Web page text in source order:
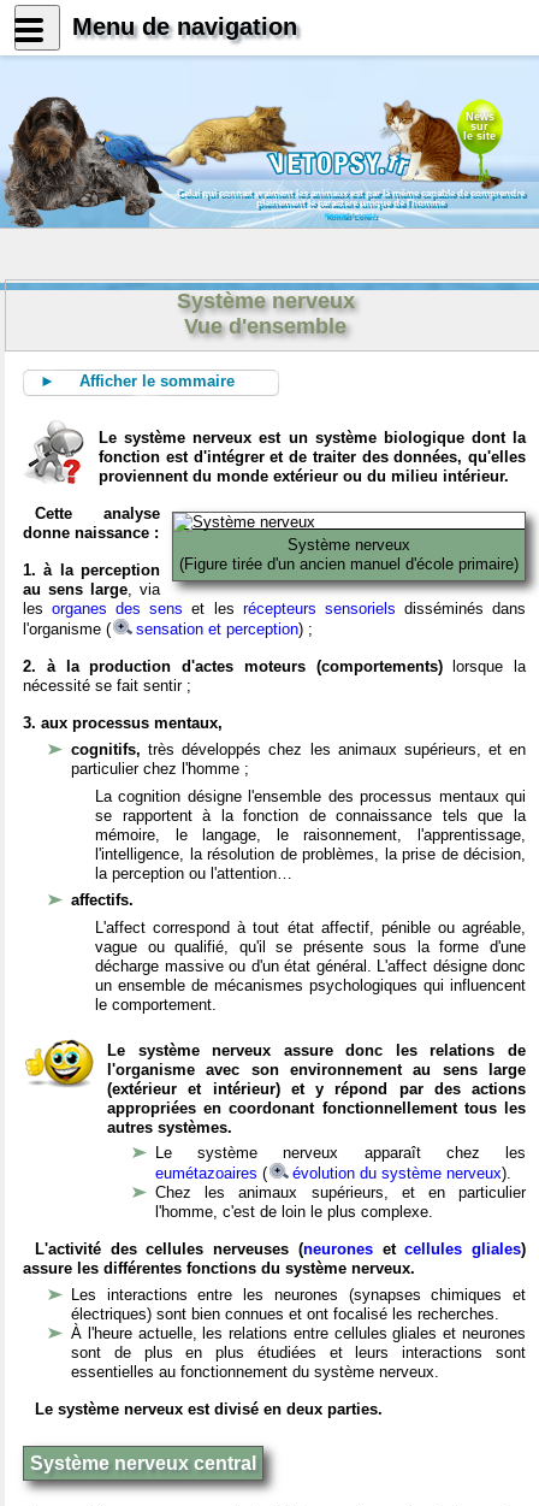
News
sur
le site
Celui qui connait vraiment les animaux est par là même capable de comprendre
pleinement le caractère unique de l'homme
Konrad Lorenz
Système nerveux
Vue d'ensemble
► Afficher le sommaire
Le système nerveux est un système biologique dont la
fonction est d'intégrer et de traiter des données, qu'elles
proviennent du monde extérieur ou du milieu intérieur.
Système nerveux
(Figure tirée d'un ancien manuel d'école primaire)
Cette analyse
donne naissance :
1. à la perception
au sens large, via
lesorganes des sens et les récepteurs sensoriels disséminés dans
l'organisme (
sensation et perception) ;
2. à la production d'actes moteurs (comportements)lorsque la
nécessité se fait sentir ;
3. aux processus mentaux,
cognitifs,très développés chez les animaux supérieurs, et en
particulier chez l'homme ;
La cognition désigne l'ensemble des processus mentaux qui
se rapportent à la fonction de connaissance tels que la
mémoire, le langage, le raisonnement, l'apprentissage,
l'intelligence, la résolution de problèmes, la prise de décision,
la perception ou l'attention…
affectifs.
L'affect correspond à tout état affectif, pénible ou agréable,
vague ou qualifié, qu'il se présente sous la forme d'une
décharge massive ou d'un état général. L'affect désigne donc
un ensemble de mécanismes psychologiques qui influencent
le comportement.
Le système nerveux assure donc les relations de
l'organisme avec son environnement au sens large
(extérieur et intérieur) et y répond par des actions
appropriées en coordonant fonctionnellement tous les
autres systèmes.
Le système nerveux apparaît chez les
eumétazoaires ( évolution du système nerveux).
Chez les animaux supérieurs, et en particulier
l'homme, c'est de loin le plus complexe.
L'activité des cellules nerveuses (neuronesetcellules gliales)
assure les différentes fonctions du système nerveux.
Les interactions entre les neurones (synapses chimiques et
électriques) sont bien connues et ont focalisé les recherches.
À l'heure actuelle, les relations entre cellules gliales et neurones
sont de plus en plus étudiées et leurs interactions sont
essentielles au fonctionnement du système nerveux.
Le système nerveux est divisé en deux parties.
Système nerveux central
Menu de navigation